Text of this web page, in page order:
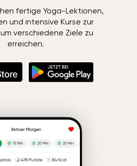
fertige Yoga-Lektionen,
und intensive Kurse zur
verschiedene Ziele zu
erreichen.